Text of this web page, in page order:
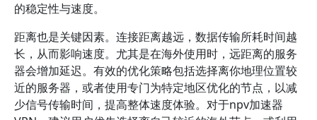
的稳定性与速度。
距离也是关键因素。连接距离越远，数据传输所耗时间越
长，从而影响速度。尤其是在海外使用时，远距离的服务
器会增加延迟。有效的优化策略包括选择离你地理位置较
近的服务器，或者使用专门为特定地区优化的节点，以减
少信号传输时间，提高整体速度体验。对于npv加速器